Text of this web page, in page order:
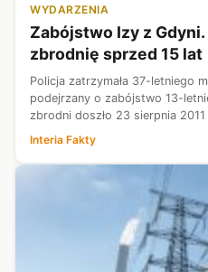
WYDARZENIA
Zabójstwo Izy z
zbrodnię sprzed 15 lat
Policja zatrzymała 37-letniego
podejrzany o zabójstwo 13-
zbrodni doszło 23 sierpnia
zakresu badań DNA - g...
Interia Fakty